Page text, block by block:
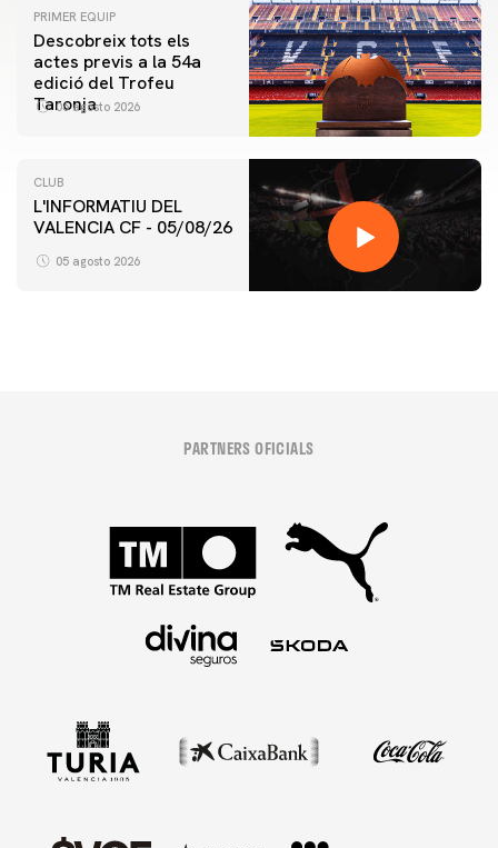
PRIMER EQUIP
Descobreix tots els
actes previs a la 54a
edició del Trofeu
Taronja
06 agosto 2026
CLUB
L'INFORMATIU DEL
VALENCIA CF - 05/08/26
05 agosto 2026
PARTNERS OFICIALS